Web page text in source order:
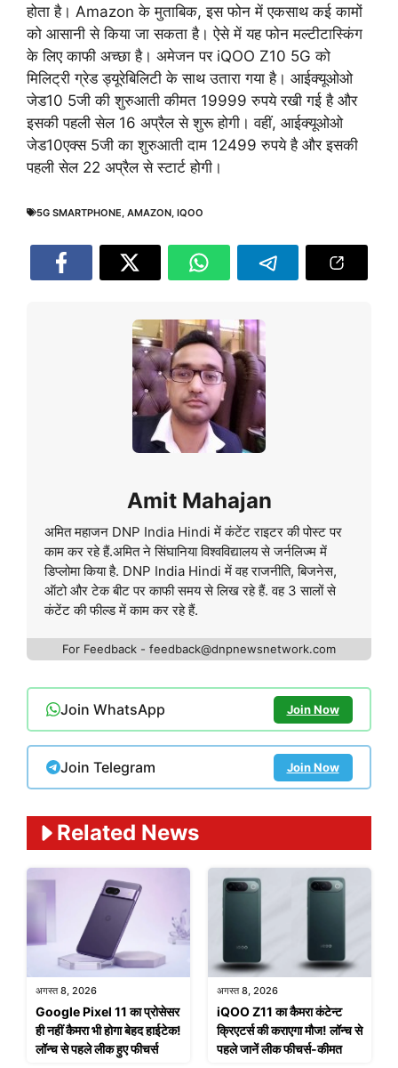
होता है। Amazon के मुताबिक, इस फोन में एकसाथ कई कामों
को आसानी से किया जा सकता है। ऐसे में यह फोन मल्टीटास्किंग
के लिए काफी अच्छा है। अमेजन पर iQOO Z10 5G को
मिलिट्री ग्रेड ड्यूरेबिलिटी के साथ उतारा गया है। आईक्यूओओ
जेड10 5जी की शुरुआती कीमत 19999 रुपये रखी गई है और
इसकी पहली सेल 16 अप्रैल से शुरू होगी। वहीं, आईक्यूओओ
जेड10एक्स 5जी का शुरुआती दाम 12499 रुपये है और इसकी
पहली सेल 22 अप्रैल से स्टार्ट होगी।
5G SMARTPHONE AMAZON IQOO
Amit Mahajan
अमित महाजन DNP India Hindi में कंटेंट राइटर की पोस्ट पर
काम कर रहे हैं.अमित ने सिंघानिया विश्वविद्यालय से जर्नलिज्म में
डिप्लोमा किया है. DNP India Hindi में वह राजनीति, बिजनेस,
ऑटो और टेक बीट पर काफी समय से लिख रहे हैं. वह 3 सालों से
कंटेंट की फील्ड में काम कर रहे हैं.
For Feedback - feedback@dnpnewsnetwork.com
Join WhatsApp Join Now
Join Telegram Join Now
Related News
अगस्त 8, 2026
Google Pixel 11 का प्रोसेसर
ही नहीं कैमरा भी होगा बेहद हाईटेक!
लॉन्च से पहले लीक हुए फीचर्स
अगस्त 8, 2026
iQOO Z11 का कैमरा कंटेन्ट
क्रिएटर्स की कराएगा मौज! लॉन्च से
पहले जानें लीक फीचर्स-कीमत